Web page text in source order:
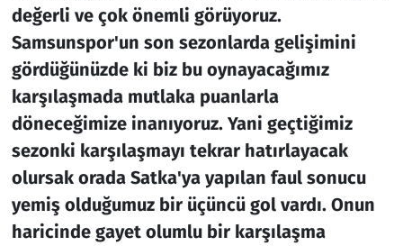
değerli ve çok önemli görüyoruz.
Samsunspor'un son sezonlarda gelişimini
gördüğünüzde ki biz bu oynayacağımız
karşılaşmada mutlaka puanlarla
döneceğimize inanıyoruz. Yani geçtiğimiz
sezonki karşılaşmayı tekrar hatırlayacak
olursak orada Satka'ya yapılan faul sonucu
yemiş olduğumuz bir üçüncü gol vardı. Onun
haricinde gayet olumlu bir karşılaşma